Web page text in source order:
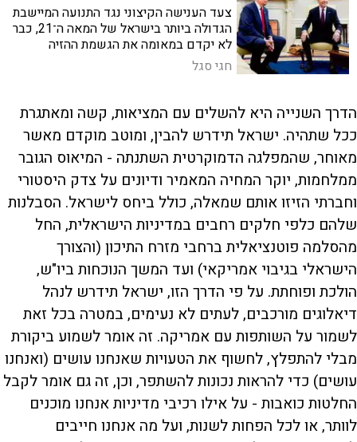
צעד הענישה הקיצוני נגד התנועה המיישבת
הגדולה ביותר בישראל של המאה ה־21, כבר
לא יקדם במאומה את הגשמת ההזיה
הדמוקרטית על חלוקת הארץ, כי בזכות
אמנה כבר מאוחר מדי לחלק. הוא יצליח רק
חגי סגל
הדרך השנייה היא להשלים עם המציאות, קשה ומאתגרת
ככל שתהיה. ישראל תידרש להבין, ומוטב מוקדם מאשר
מאוחר, שהמפלגה הדמוקרטית השתנתה - המיאוס הגובר
ממלחמות, יוקר המחיה המאמיר ודיונים על צדק היסטורי
וחברתי הזיזו אותם שמאלה, כולל ביחס לישראל. הסבלנות
שלהם כלפי חלקים רחבים במדיניות הישראלית, החל
מהסלמה פוטנציאלית ברחבי מזרח התיכון (והצורך
הישראלי בגיבוי אמריקאי) ועד המשך הנוכחות ביו"ש,
הולכת ופוחתת. על פי הדרך הזו, ישראל תידרש לנהל
דיאלוגים מורכבים, לעתים לא נעימים, במטרה בכל זאת
לשמור על השותפות עם אמריקה. זה אומר לשמוע ביקורת
מבלי להתפלץ, לחשוף את הטעויות שאנחנו עושים (ואנחנו
עושים) כדי להראות נכונות להשתפר, וכן, זה גם אומר לקבל
החלטות כואבות - על אילו רכיבי מדיניות אנחנו מוכנים
לוותר, או לכל הפחות לשנות, ועל מה אנחנו חייבים